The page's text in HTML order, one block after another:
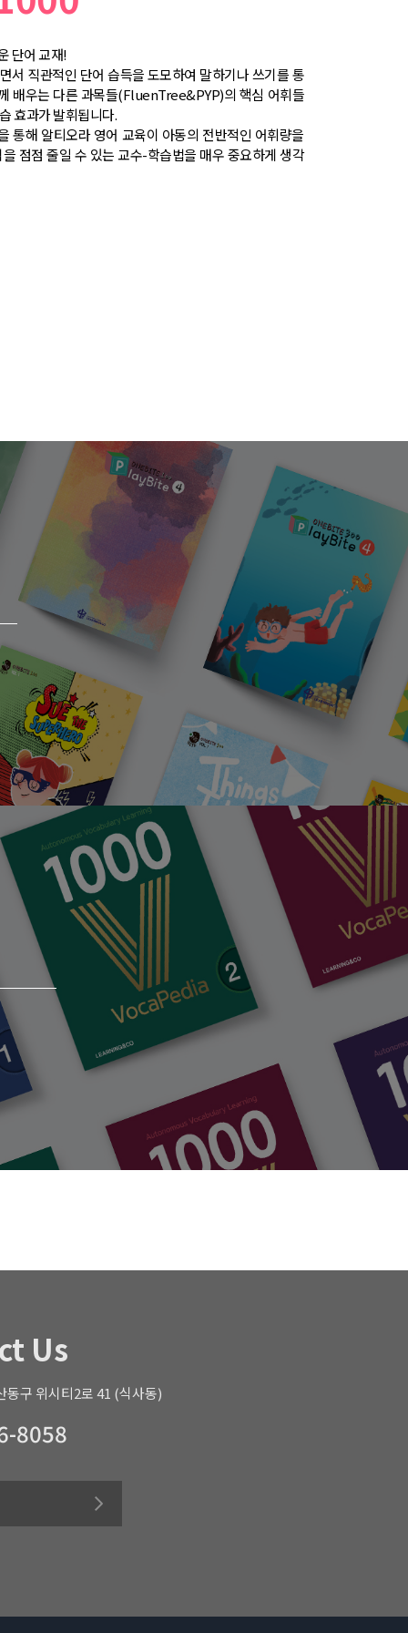
단어 교재!
서 직관적인 단어 습득을 도모하여 말하기나 쓰기를 통
배우는 다른 과목들(FluenTree&PYP)의 핵심 어휘들
효과가 발휘됩니다.
통해 알티오라 영어 교육이 아동의 전반적인 어휘량을
점점 줄일 수 있는 교수-학습법을 매우 중요하게 생각
Us
동구 위시티2로 41 (식사동)
8058